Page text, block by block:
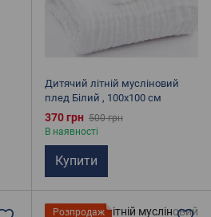
Дитячий літній мусліновий
плед Білий , 100х100 см
370 грн 500 грн
В наявності
Купити
Розпродаж